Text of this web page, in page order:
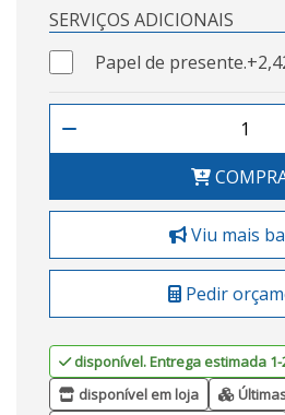
SERVIÇOS ADICIONAIS
Papel de presente.
Viu mais
Pedir
disponível. Entrega estimada 1-
disponível em loja